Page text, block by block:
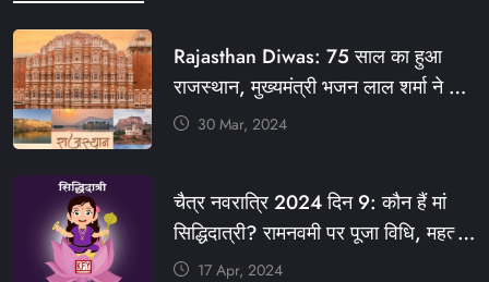
Rajasthan Diwas: 75 साल का हुआ
राजस्थान, मुख्यमंत्री भजन लाल शर्मा ने दी
बधाई, आज फ्री रहेंगी ये सेवाएं
#KHABARFORYOU #KFYNEWS
#KFYSOCIAL
30 Mar, 2024
चैत्र नवरात्रि 2024 दिन 9: कौन हैं मां
सिद्धिदात्री? रामनवमी पर पूजा विधि, महत्व,
रंग, प्रसाद #KFY #KFYNEWS
17 Apr, 2024